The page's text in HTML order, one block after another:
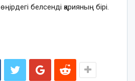
белсенді қарияның бірі.